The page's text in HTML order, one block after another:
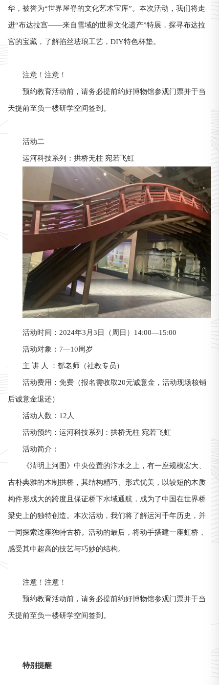
华，被誉为“世界屋脊的文化艺术宝库”。本次活动，我们将走
进“布达拉宫——来自雪域的世界文化遗产”特展，探寻布达拉
宫的宝藏，了解掐丝珐琅工艺，DIY特色杯垫。
注意！注意！
预约教育活动前，请务必提前约好博物馆参观门票并于当
天提前至负一楼研学空间签到。
活动二
运河科技系列：拱桥无柱 宛若飞虹
活动时间：2024年3月3日（周日）14:00—15:00
活动对象：7—10周岁
主 讲 人 ：郁老师（社教专员）
活动费用：免费（报名需收取20元诚意金，活动现场核销
后诚意金退还）
活动人数：12人
活动预约： 运河科技系列：拱桥无柱 宛若飞虹
活动简介：
《清明上河图》中央位置的汴水之上，有一座规模宏大、
古朴典雅的木制拱桥，其结构精巧、形式优美，以较短的木质
构件形成大的跨度且保证桥下水域通航，成为了中国在世界桥
梁史上的独特创造。本次活动，我们将了解运河千年历史，并
一同探索这座独特古桥。活动的最后，将动手搭建一座虹桥，
感受其中超高的技艺与巧妙的结构。
注意！注意！
预约教育活动前，请务必提前约好博物馆参观门票并于当
天提前至负一楼研学空间签到。
特别提醒